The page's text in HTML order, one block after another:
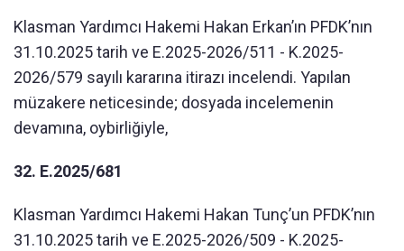
Klasman Yardımcı Hakemi Hakan Erkan’ın PFDK’nın
31.10.2025 tarih ve E.2025-2026/511 - K.2025-
2026/579 sayılı kararına itirazı incelendi. Yapılan
müzakere neticesinde; dosyada incelemenin
devamına, oybirliğiyle,
32. E.2025/681
Klasman Yardımcı Hakemi Hakan Tunç’un PFDK’nın
31.10.2025 tarih ve E.2025-2026/509 - K.2025-